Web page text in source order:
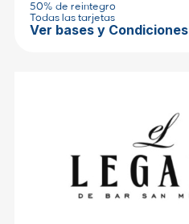
50% de reintegro
Todas las tarjetas
Ver bases y Condiciones